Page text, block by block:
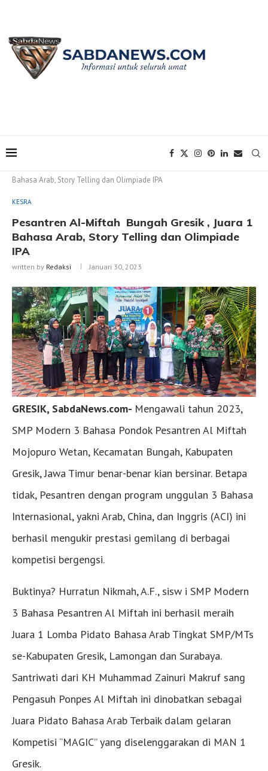
Bahasa Arab, Story Telling dan Olimpiade IPA
KESRA
Pesantren Al-Miftah Bungah Gresik , Juara 1
Bahasa Arab, Story Telling dan Olimpiade
IPA
written by Redaksi Januari 30, 2023
GRESIK, SabdaNews.com- Mengawali tahun 2023,
SMP Modern 3 Bahasa Pondok Pesantren Al Miftah
Mojopuro Wetan, Kecamatan Bungah, Kabupaten
Gresik, Jawa Timur benar-benar kian bersinar. Betapa
tidak, Pesantren dengan program unggulan 3 Bahasa
Internasional, yakni Arab, China, dan Inggris (ACI) ini
berhasil mengukir prestasi gemilang di berbagai
kompetisi bergengsi.
Buktinya? Hurratun Nikmah, A.F., sisw i SMP Modern
3 Bahasa Pesantren Al Miftah ini berhasil meraih
Juara 1 Lomba Pidato Bahasa Arab Tingkat SMP/MTs
se-Kabupaten Gresik, Lamongan dan Surabaya.
Santriwati dari KH Muhammad Zainuri Makruf sang
Pengasuh Ponpes Al Miftah ini dinobatkan sebagai
Juara Pidato Bahasa Arab Terbaik dalam gelaran
Kompetisi “MAGIC” yang diselenggarakan di MAN 1
Gresik.